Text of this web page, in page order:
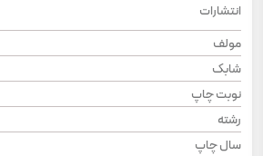
انتشارات
مولف
شابک
نوبت چاپ
رشته
سال چاپ